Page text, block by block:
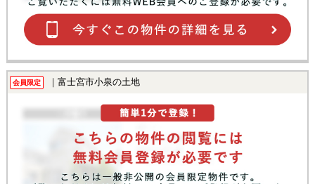
会員限定 ｜富士宮市小泉の土地